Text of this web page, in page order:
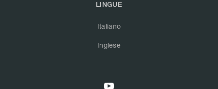
LINGUE
Italiano
Inglese